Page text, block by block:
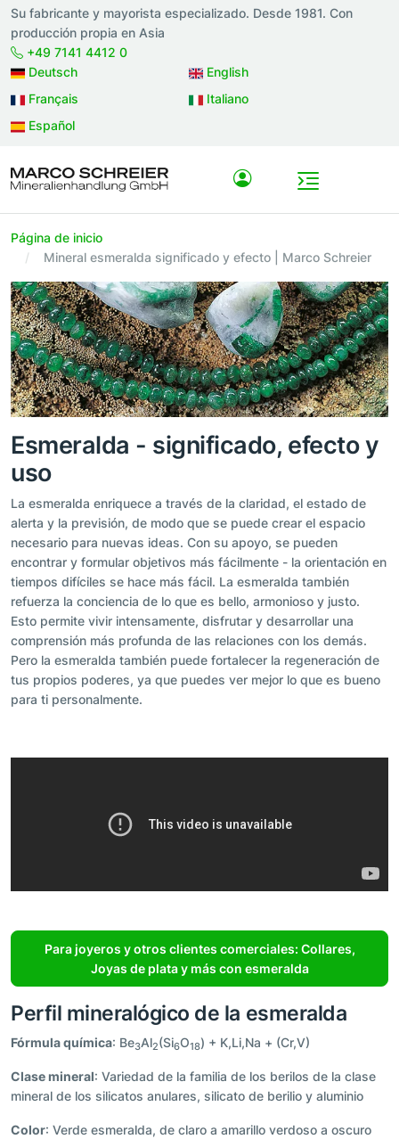
Su fabricante y mayorista especializado. Desde 1981. Con
producción propia en Asia
+49 7141 4412 0
Deutsch
English
Français
Italiano
Español
Página de inicio
Mineral esmeralda significado y efecto | Marco Schreier
Esmeralda - significado, efecto y
uso
La esmeralda enriquece a través de la claridad, el estado de
alerta y la previsión, de modo que se puede crear el espacio
necesario para nuevas ideas. Con su apoyo, se pueden
encontrar y formular objetivos más fácilmente - la orientación en
tiempos difíciles se hace más fácil. La esmeralda también
refuerza la conciencia de lo que es bello, armonioso y justo.
Esto permite vivir intensamente, disfrutar y desarrollar una
comprensión más profunda de las relaciones con los demás.
Pero la esmeralda también puede fortalecer la regeneración de
tus propios poderes, ya que puedes ver mejor lo que es bueno
para ti personalmente.
Para joyeros y otros clientes comerciales: Collares,
Joyas de plata y más con esmeralda
Perfil mineralógico de la esmeralda
Fórmula química: Be3Al2(Si6O18) + K,Li,Na + (Cr,V)
Clase mineral: Variedad de la familia de los berilos de la clase
mineral de los silicatos anulares, silicato de berilio y aluminio
Color: Verde esmeralda, de claro a amarillo verdoso a oscuro